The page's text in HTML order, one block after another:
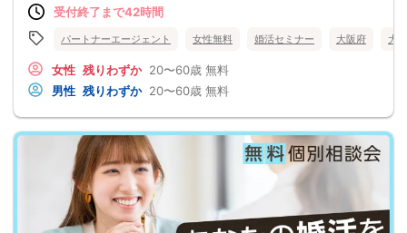
受付終了まで42時間
パートナーエージェント 女性無料 婚活セミナー 大阪府 大
女性 残りわずか 20〜60歳 無料
男性 残りわずか 20〜60歳 無料